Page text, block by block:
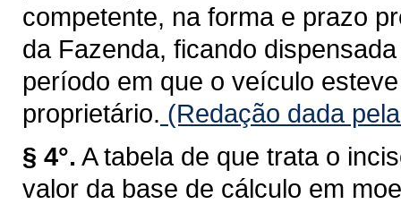
competente, na forma e prazo
da Fazenda, ficando
período em que o veículo
proprietário. (Redação dada
§ 4°. A tabela de que trata o
valor da base de cálculo em